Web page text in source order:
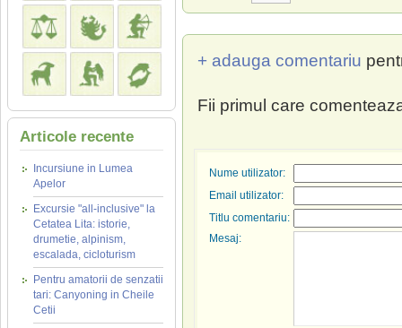
Articole recente
Incursiune in Lumea
Apelor
Excursie "all-inclusive" la
Cetatea Lita: istorie,
drumetie, alpinism,
escalada, cicloturism
Pentru amatorii de senzatii
tari: Canyoning in Cheile
Cetii
+ adauga comentariu
Fii primul care
Nume utilizator:
Email utilizator:
Titlu comentariu:
Mesaj: